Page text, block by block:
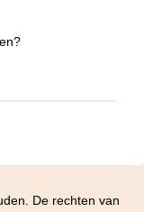
De rechten van